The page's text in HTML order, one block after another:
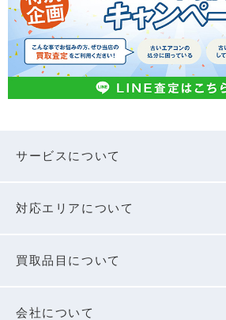
サービスについて
対応エリアについて
買取品⽬について
会社について